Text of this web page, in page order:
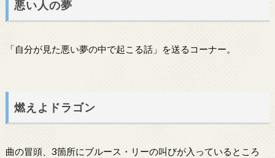
悪い人の夢
「自分が見た悪い夢の中で起こる話」を送るコーナー。
燃えよドラゴン
曲の冒頭、3箇所にブルース・リーの叫びが入っているところ